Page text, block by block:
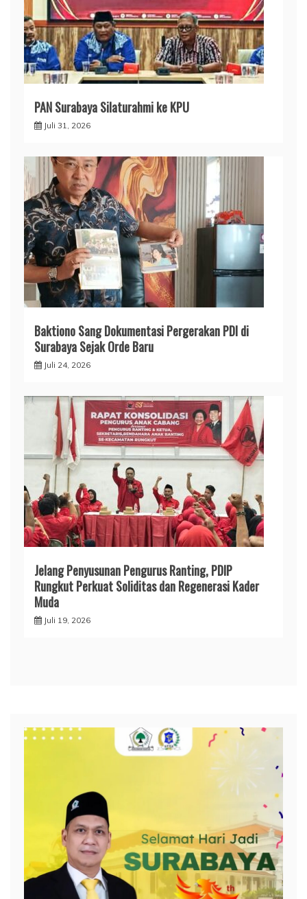
PAN Surabaya Silaturahmi ke KPU
Juli 31, 2026
Baktiono Sang Dokumentasi Pergerakan PDI di
Surabaya Sejak Orde Baru
Juli 24, 2026
Jelang Penyusunan Pengurus Ranting, PDIP
Rungkut Perkuat Soliditas dan Regenerasi Kader
Muda
Juli 19, 2026